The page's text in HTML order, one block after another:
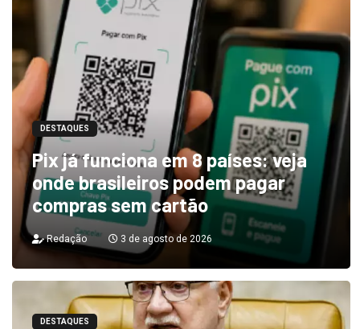
DESTAQUES
Pix já funciona em 8 países: veja
onde brasileiros podem pagar
compras sem cartão
Redação 3 de agosto de 2026
DESTAQUES